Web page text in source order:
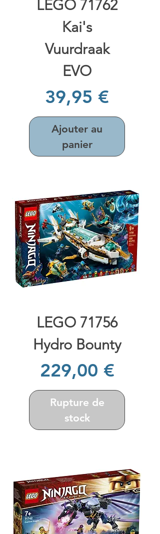
LEGO 71762
Kai's
Vuurdraak
EVO
Prix
39,95 €
Ajouter au
panier
LEGO 71756
Hydro Bounty
Prix
229,00 €
Rupture de
stock